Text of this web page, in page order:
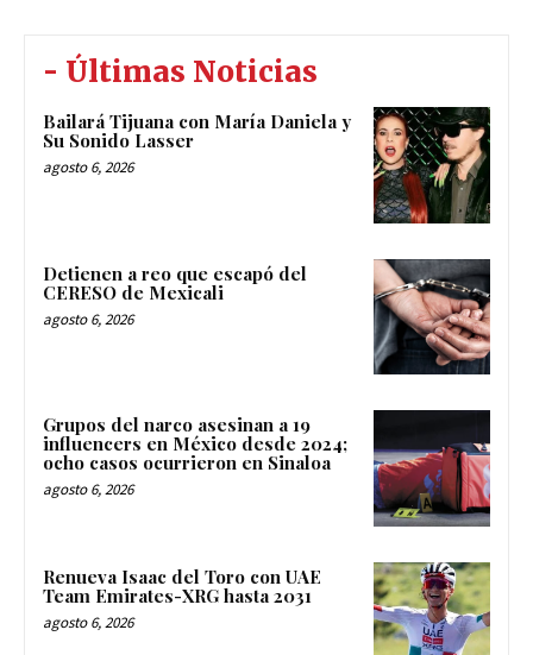
- Últimas Noticias
Bailará Tijuana con María Daniela y
Su Sonido Lasser
agosto 6, 2026
Detienen a reo que escapó del
CERESO de Mexicali
agosto 6, 2026
Grupos del narco asesinan a 19
influencers en México desde 2024;
ocho casos ocurrieron en Sinaloa
agosto 6, 2026
Renueva Isaac del Toro con UAE
Team Emirates-XRG hasta 2031
agosto 6, 2026